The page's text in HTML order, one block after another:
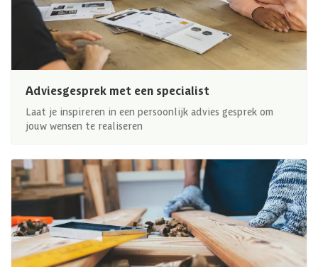
Adviesgesprek met een specialist
Laat je inspireren in een persoonlijk advies gesprek om
jouw wensen te realiseren